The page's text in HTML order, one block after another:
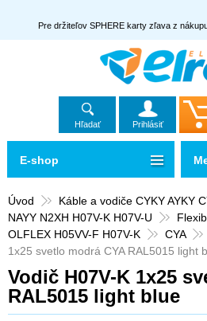
Pre držiteľov SPHERE karty zľava z
Hľadať Prihlásiť
Úvod
Káble a vodiče CYKY AYKY
NAYY N2XH H07V-K H07V-U
OLFLEX H05VV-F H07V-K
CYA
1x25 svetlo modrá CYA RAL5015 light
Vodič H07V-K 1x25
RAL5015 light blue
E-shop